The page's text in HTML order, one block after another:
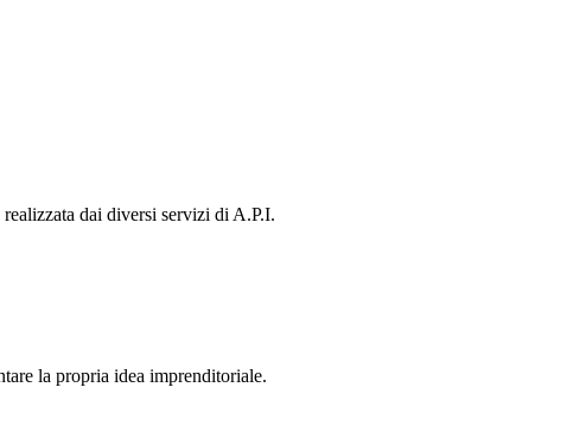
dai diversi servizi di A.P.I.
la propria idea imprenditoriale.